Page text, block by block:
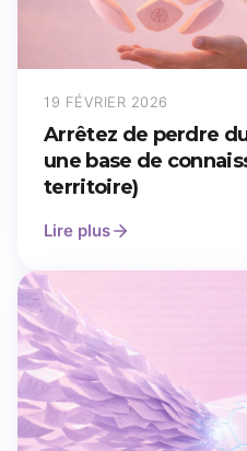
19 FÉVRIER 2026
Arrêtez de perdre
une base de
territoire)
Lire plus